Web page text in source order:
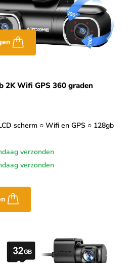
2K Wifi GPS 360 graden
scherm ○ Wifi en GPS ○ 128gb
verzonden
verzonden